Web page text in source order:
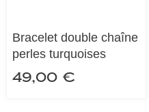
Bracelet double chaîne
perles turquoises
49,00 €